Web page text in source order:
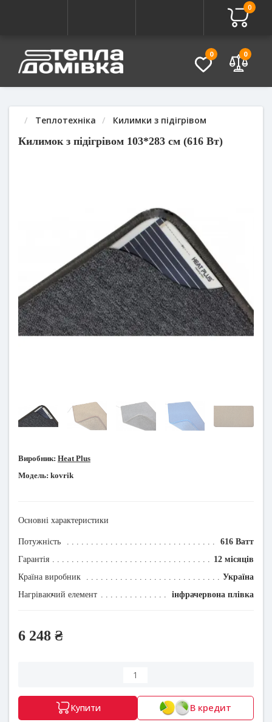
0
0 0
Теплотехніка Килимки з підігрівом
Килимок з підігрівом 103*283 см (616 Вт)
Питання - Відповідь
Виробник: Heat Plus
Модель: kovrik
Основні характеристики
Потужність
616 Ватт
Гарантія
12 місяців
Країна виробник
Україна
Нагріваючий елемент
інфрачервона плівка
6 248 ₴
Купити В кредит